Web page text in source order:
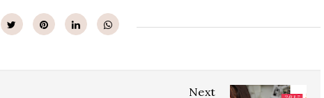
Next